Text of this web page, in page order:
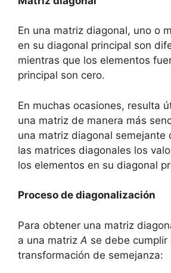
En una matriz diagonal, uno o
en su diagonal principal son
mientras que los elementos
principal son cero.
En muchas ocasiones, resulta
una matriz de manera más
una matriz diagonal semejante
las matrices diagonales los
los elementos en su diagonal
Proceso de diagonalización
Para obtener una matriz
a una matriz A se debe cumplir
transformación de semejanza: